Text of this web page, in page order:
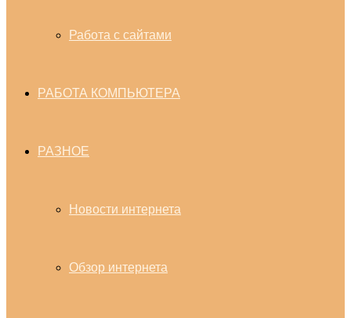
Работа с сайтами
РАБОТА КОМПЬЮТЕРА
РАЗНОЕ
Новости интернета
Обзор интернета